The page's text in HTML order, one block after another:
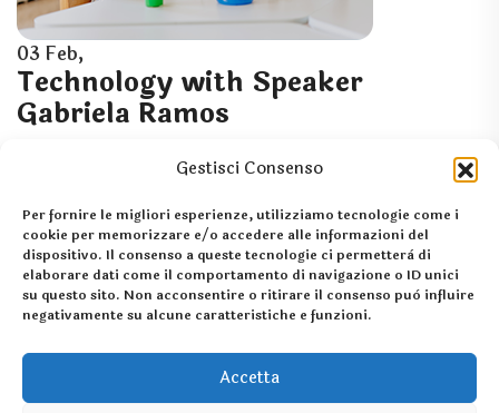
Gestisci Consenso
Per fornire le migliori esperienze, utilizziamo tecnologie come i
cookie per memorizzare e/o accedere alle informazioni del
dispositivo. Il consenso a queste tecnologie ci permetterà di
elaborare dati come il comportamento di navigazione o ID unici
su questo sito. Non acconsentire o ritirare il consenso può influire
negativamente su alcune caratteristiche e funzioni.
Accetta
03 Feb,
Technology with Speaker
Gabriela Ramos